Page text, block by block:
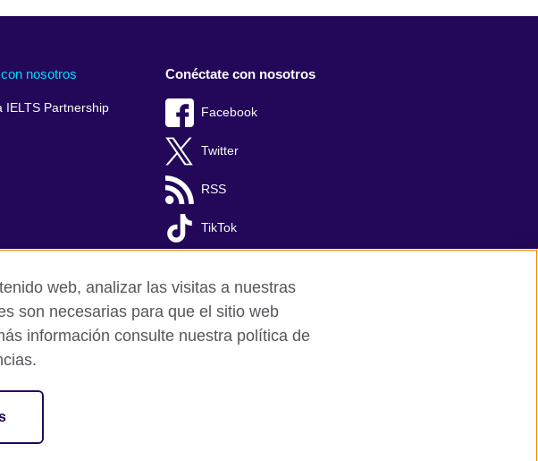
nosotros
IELTS Partnership
Conéctate con nosotros
Facebook
Twitter
RSS
TikTok
Quejas y comentarios Mapa del sitio
web, analizar las visitas a nuestras
son necesarias para que el sitio web
información consulte nuestra política de